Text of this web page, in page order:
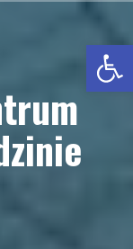
Otwórz pasek narzędzi